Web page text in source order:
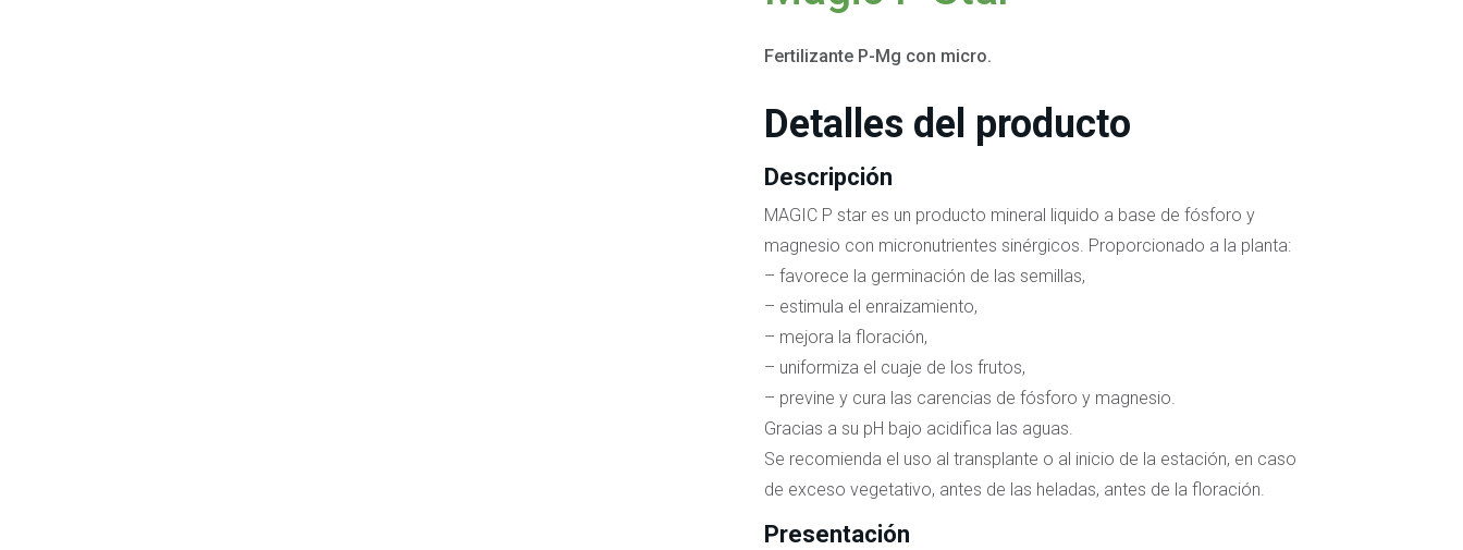
Fertilizante P-Mg con micro.
Detalles del producto
Descripción
MAGIC P star es un producto mineral liquido a base de fósforo y
magnesio con micronutrientes sinérgicos. Proporcionado a la planta:
– favorece la germinación de las semillas,
– estimula el enraizamiento,
– mejora la floración,
– uniformiza el cuaje de los frutos,
– previne y cura las carencias de fósforo y magnesio.
Gracias a su pH bajo acidifica las aguas.
Se recomienda el uso al transplante o al inicio de la estación, en caso
de exceso vegetativo, antes de las heladas, antes de la floración.
Presentación